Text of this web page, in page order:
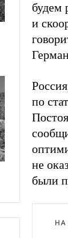
будем
и
по
не
были
НА